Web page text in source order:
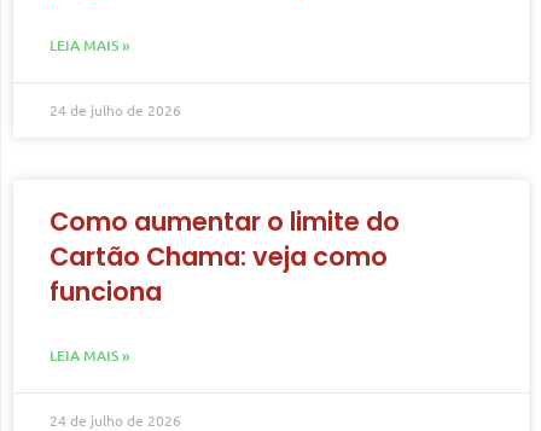
LEIA MAIS »
24 de julho de 2026
Como aumentar o limite do
Cartão Chama: veja como
funciona
LEIA MAIS »
24 de julho de 2026